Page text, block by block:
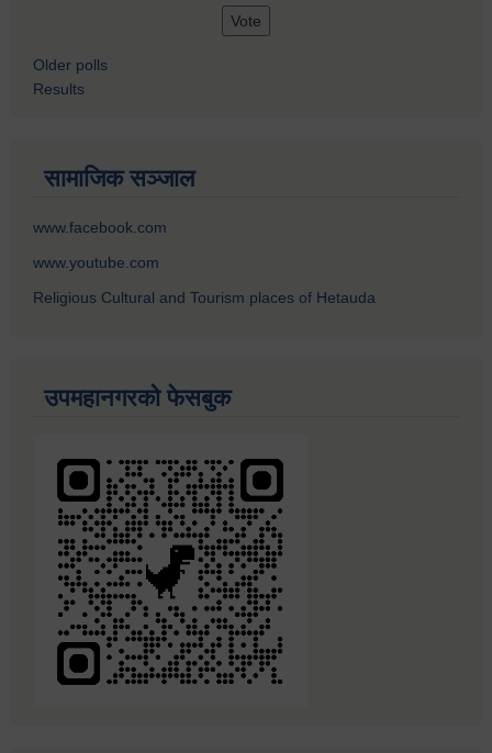
Older polls
Results
सामाजिक सञ्जाल
www.facebook.com
www.youtube.com
Religious Cultural and Tourism places of Hetauda
उपमहानगरको फेसबुक